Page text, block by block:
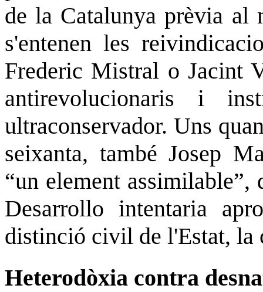
de la Catalunya prèvia al
s'entenen les
Frederic Mistral o Jacint
antirevolucionaris i
ultraconservador. Uns
seixanta, també Josep
“un element assimilable”,
Desarrollo intentaria
distinció civil de l'Estat, la
Heterodòxia contra